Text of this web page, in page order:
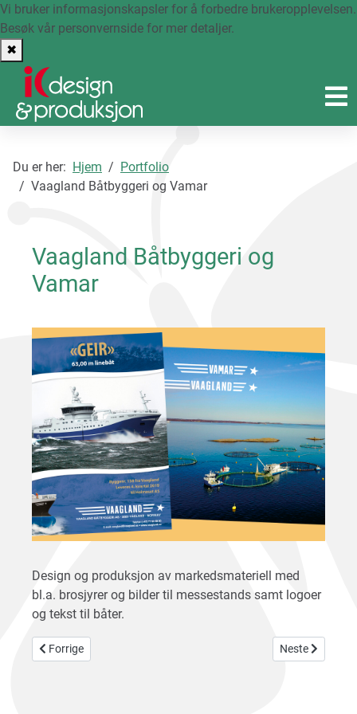
Vi bruker informasjonskapsler for å forbedre brukeropplevelsen.
Besøk vår personvernside for mer detaljer.
✖
Du er her: Hjem
Portfolio
Vaagland Båtbyggeri og Vamar
Vaagland Båtbyggeri og
Vamar
Design og produksjon av markedsmateriell med
bl.a. brosjyrer og bilder til messestands samt logoer
og tekst til båter.
Forrige artikkel: Tekstiltrykk
Forrige Neste artikkel:
Neste